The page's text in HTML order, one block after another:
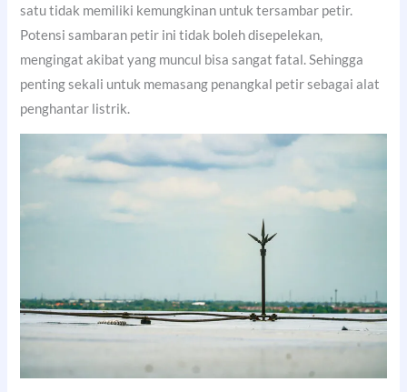
satu tidak memiliki kemungkinan untuk tersambar petir.
Potensi sambaran petir ini tidak boleh disepelekan,
mengingat akibat yang muncul bisa sangat fatal. Sehingga
penting sekali untuk memasang penangkal petir sebagai alat
penghantar listrik.